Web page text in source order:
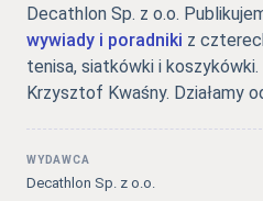
Decathlon Sp. z o.o.
wywiady i poradniki z
tenisa, siatkówki i koszykówki.
Krzysztof Kwaśny. Działamy
WYDAWCA
Decathlon Sp. z o.o.